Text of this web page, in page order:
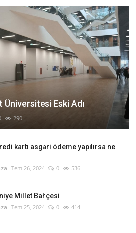
Eski Adı
290
kartı asgari ödeme yapılırsa ne
Tem 26, 2024 0 536
Millet Bahçesi
Tem 25, 2024 0 414